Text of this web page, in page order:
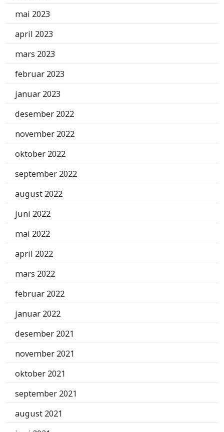
mai 2023
april 2023
mars 2023
februar 2023
januar 2023
desember 2022
november 2022
oktober 2022
september 2022
august 2022
juni 2022
mai 2022
april 2022
mars 2022
februar 2022
januar 2022
desember 2021
november 2021
oktober 2021
september 2021
august 2021